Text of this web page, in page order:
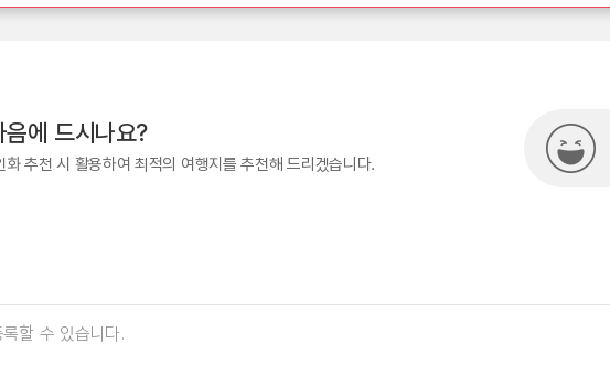
에 드시나요?
추천 시 활용하여 최적의 여행지를 추천해 드리겠습니다.